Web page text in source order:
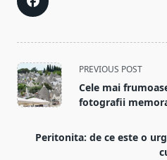
<span
class="nav-
subtitle
reader-
PREVIOUS POST
Cele mai
fotografii
Peritonita: de ce este o